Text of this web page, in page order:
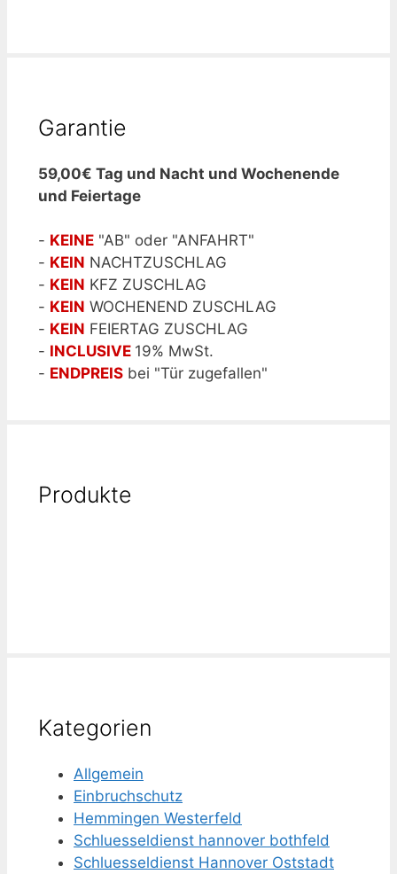
Garantie
59,00€ Tag und Nacht und Wochenende
und Feiertage
- KEINE "AB" oder "ANFAHRT"
- KEIN NACHTZUSCHLAG
- KEIN KFZ ZUSCHLAG
- KEIN WOCHENEND ZUSCHLAG
- KEIN FEIERTAG ZUSCHLAG
- INCLUSIVE 19% MwSt.
- ENDPREIS bei "Tür zugefallen"
Produkte
Kategorien
Allgemein
Einbruchschutz
Hemmingen Westerfeld
Schluesseldienst hannover bothfeld
Schluesseldienst Hannover Oststadt